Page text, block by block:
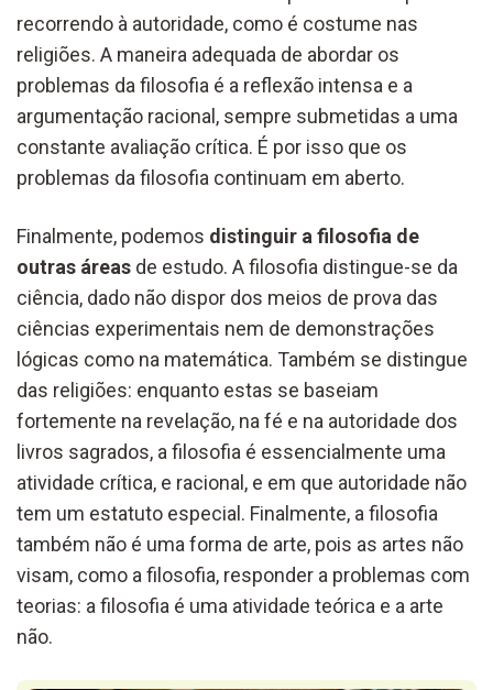
recorrendo à autoridade, como é costume nas
religiões. A maneira adequada de abordar os
problemas da filosofia é a reflexão intensa e a
argumentação racional, sempre submetidas a uma
constante avaliação crítica. É por isso que os
problemas da filosofia continuam em aberto.
Finalmente, podemos distinguir a filosofia de
outras áreas de estudo. A filosofia distingue-se da
ciência, dado não dispor dos meios de prova das
ciências experimentais nem de demonstrações
lógicas como na matemática. Também se distingue
das religiões: enquanto estas se baseiam
fortemente na revelação, na fé e na autoridade dos
livros sagrados, a filosofia é essencialmente uma
atividade crítica, e racional, e em que autoridade não
tem um estatuto especial. Finalmente, a filosofia
também não é uma forma de arte, pois as artes não
visam, como a filosofia, responder a problemas com
teorias: a filosofia é uma atividade teórica e a arte
não.